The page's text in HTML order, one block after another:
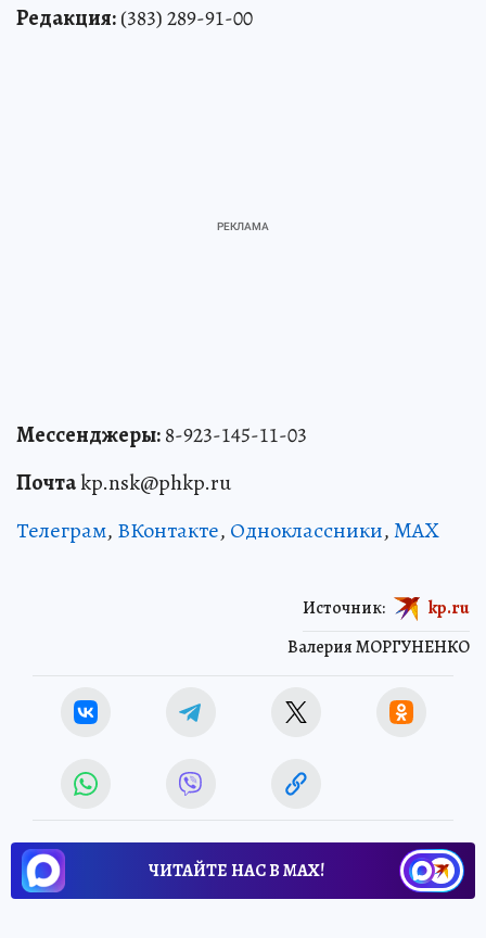
Редакция:(383) 289-91-00
Мессенджеры:8-923-145-11-03
Почтаkp.nsk@phkp.ru
Телеграм, ВКонтакте, Одноклассники,MAX
Валерия МОРГУНЕНКО
Источник: kp.ru
ЧИТАЙТЕ НАС В МАХ!